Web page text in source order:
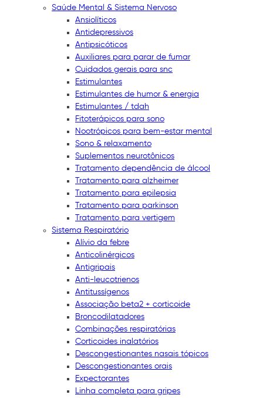
Saúde Mental & Sistema Nervoso
Ansiolíticos
Antidepressivos
Antipsicóticos
Auxiliares para parar de fumar
Cuidados gerais para snc
Estimulantes
Estimulantes de humor & energia
Estimulantes / tdah
Fitoterápicos para sono
Nootrópicos para bem-estar mental
Sono & relaxamento
Suplementos neurotônicos
Tratamento dependência de álcool
Tratamento para alzheimer
Tratamento para epilepsia
Tratamento para parkinson
Tratamento para vertigem
Sistema Respiratório
Alívio da febre
Anticolinérgicos
Antigripais
Anti-leucotrienos
Antitussígenos
Associação beta2 + corticoide
Broncodilatadores
Combinações respiratórias
Corticoides inalatórios
Descongestionantes nasais tópicos
Descongestionantes orais
Expectorantes
Linha completa para gripes